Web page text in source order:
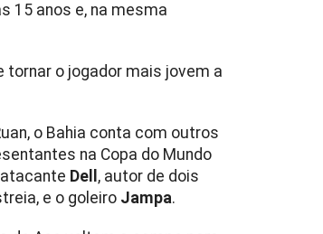
15 anos e, na mesma
tornar o jogador mais jovem a
o Bahia conta com outros
na Copa do Mundo
Dell , autor de dois
e o goleiro Jampa.